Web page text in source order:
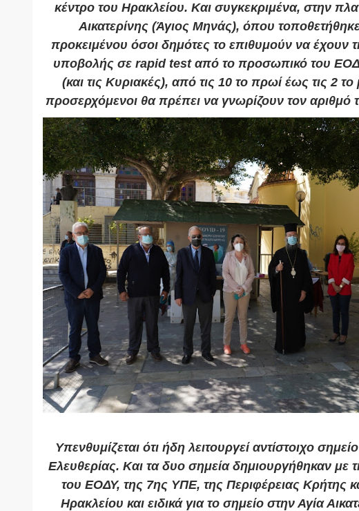
κέντρο του Ηρακλείου. Και συγκεκριμένα, στην
Αικατερίνης (Άγιος Μηνάς), όπου
προκειμένου όσοι δημότες το επιθυμούν να έχουν
υποβολής σε rapid test από το προσωπικό του
(και τις Κυριακές), από τις 10 το πρωί έως τις 2 το
προσερχόμενοι θα πρέπει να γνωρίζουν τον
Υπενθυμίζεται ότι ήδη λειτουργεί αντίστοιχο
Ελευθερίας. Και τα δυο σημεία δημιουργήθηκαν με
του ΕΟΔΥ, της 7ης ΥΠΕ, της Περιφέρειας Κρήτης
Ηρακλείου και ειδικά για το σημείο στην Αγία